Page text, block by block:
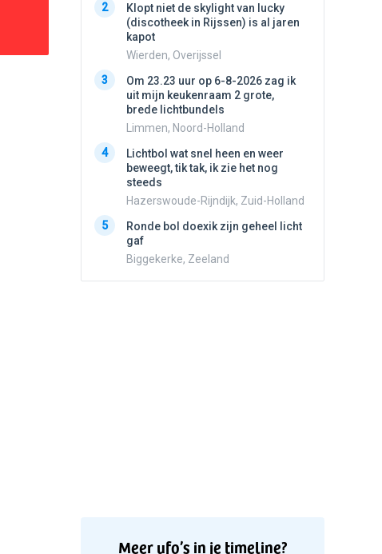
2
Klopt niet de skylight van lucky
(discotheek in Rijssen) is al jaren
kapot
Wierden, Overijssel
3
Om 23.23 uur op 6-8-2026 zag ik
uit mijn keukenraam 2 grote,
brede lichtbundels
Limmen, Noord-Holland
4
Lichtbol wat snel heen en weer
beweegt, tik tak, ik zie het nog
steeds
Hazerswoude-Rijndijk, Zuid-Holland
5
Ronde bol doexik zijn geheel licht
gaf
Biggekerke, Zeeland
Meer ufo’s in je timeline?